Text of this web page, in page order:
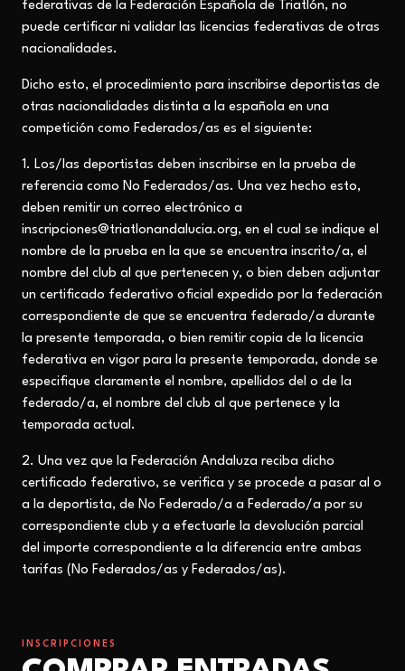
federativas de la Federación Española de Triatlón, no
puede certificar ni validar las licencias federativas de otras
nacionalidades.
Dicho esto, el procedimiento para inscribirse deportistas de
otras nacionalidades distinta a la española en una
competición como Federados/as es el siguiente:
1. Los/las deportistas deben inscribirse en la prueba de
referencia como No Federados/as. Una vez hecho esto,
deben remitir un correo electrónico a
inscripciones@triatlonandalucia.org, en el cual se indique el
nombre de la prueba en la que se encuentra inscrito/a, el
nombre del club al que pertenecen y, o bien deben adjuntar
un certificado federativo oficial expedido por la federación
correspondiente de que se encuentra federado/a durante
la presente temporada, o bien remitir copia de la licencia
federativa en vigor para la presente temporada, donde se
especifique claramente el nombre, apellidos del o de la
federado/a, el nombre del club al que pertenece y la
temporada actual.
2. Una vez que la Federación Andaluza reciba dicho
certificado federativo, se verifica y se procede a pasar al o
a la deportista, de No Federado/a a Federado/a por su
correspondiente club y a efectuarle la devolución parcial
del importe correspondiente a la diferencia entre ambas
tarifas (No Federados/as y Federados/as).
INSCRIPCIONES